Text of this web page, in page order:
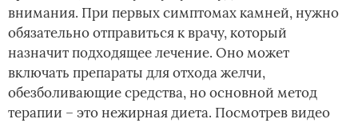
внимания. При первых симптомах камней, нужно
обязательно отправиться к врачу, который
назначит подходящее лечение. Оно может
включать препараты для отхода желчи,
обезболивающие средства, но основной метод
терапии – это нежирная диета. Посмотрев видео